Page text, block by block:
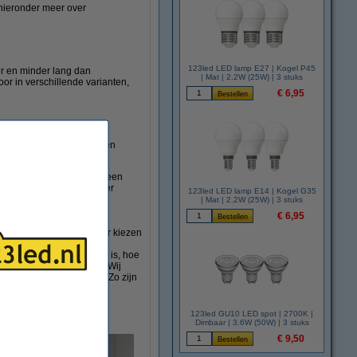
meer over
en minder lang dan
in verschillende varianten,
aangeeft, kogelvormig en
coating. Lampen met een
matte coating zorgt er
van een ouderwetse
Zo kunt u er zelf voor kiezen
het licht namelijk is, hoe
kleurtemperaturen. Wij
maar ook warmer. Zo zijn
123led LED lamp E27 | Kogel P45
| Mat | 2.2W (25W) | 3 stuks
€ 6,95
123led LED lamp E14 | Kogel G35
| Mat | 2.2W (25W) | 3 stuks
€ 6,95
123led GU10 LED spot | 2700K |
Dimbaar | 3.6W (50W) | 3 stuks
€ 9,50